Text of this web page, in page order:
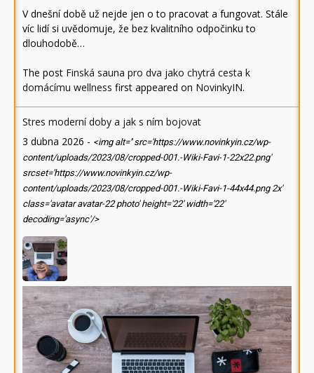
V dnešní době už nejde jen o to pracovat a fungovat. Stále
víc lidí si uvědomuje, že bez kvalitního odpočinku to
dlouhodobě…
The post Finská sauna pro dva jako chytrá cesta k
domácímu wellness first appeared on NovinkyIN.
Stres moderní doby a jak s ním bojovat
3 dubna 2026 - <img alt='' src='https://www.novinkyin.cz/wp-
content/uploads/2023/08/cropped-001.-Wiki-Favi-1-22x22.png'
srcset='https://www.novinkyin.cz/wp-
content/uploads/2023/08/cropped-001.-Wiki-Favi-1-44x44.png 2x'
class='avatar avatar-22 photo' height='22' width='22'
decoding='async'/>